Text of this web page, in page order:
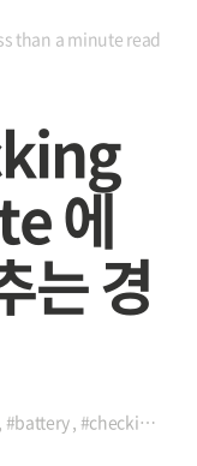
에
는 경
, #battery, #checking
than a minute read